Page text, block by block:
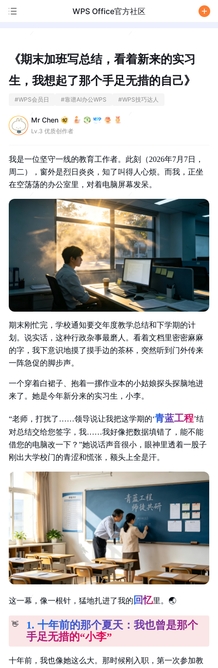
WPS Office官方社区
《期末加班写总结，看着新来的实习
生，我想起了那个手足无措的自己》
#WPS会员日 #靠谱AI办公WPS #WPS技巧达人
Mr Chen
Lv.3 优质创作者
我是一位坚守一线的教育工作者。此刻（2026年7月7日，
周二），窗外是烈日炎炎，知了叫得人心烦。而我，正坐
在空荡荡的办公室里，对着电脑屏幕发呆。
期末刚忙完，学校通知要交年度教学总结和下学期的计
划。说实话，这种行政杂事最磨人。看着文档里密密麻麻
的字，我下意识地摸了摸手边的茶杯，突然听到门外传来
一阵急促的脚步声。
一个穿着白裙子、抱着一摞作业本的小姑娘探头探脑地进
来了。她是今年新分来的实习生，小李。
“老师，打扰了……领导说让我把这学期的‘青蓝工程’结
对总结交给您签字，我……我好像把数据填错了，能不能
借您的电脑改一下？”她说话声音很小，眼神里透着一股子
刚出大学校门的青涩和慌张，额头上全是汗。
这一幕，像一根针，猛地扎进了我的 回忆里。 🌏
👋
1. 十年前的那个夏天：我也曾是那个
手足无措的“小李”
十年前，我也像她这么大。那时候刚入职，第一次参加教